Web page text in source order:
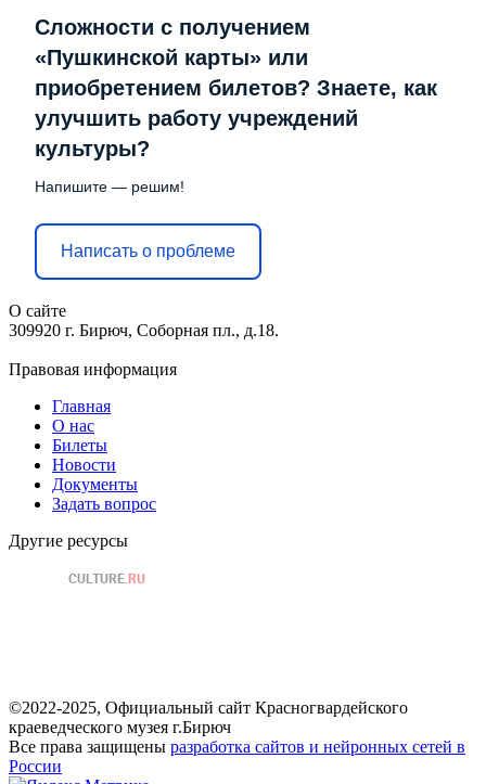
Сложности с получением
«Пушкинской карты» или
приобретением билетов? Знаете, как
улучшить работу учреждений
культуры?
Напишите — решим!
Написать о проблеме
О сайте
309920 г. Бирюч, Соборная пл., д.18.
Правовая информация
Главная
О нас
Билеты
Новости
Документы
Задать вопрос
Другие ресурсы
©2022-2025, Официальный сайт Красногвардейского
краеведческого музея г.Бирюч
Все права защищены разработка сайтов и нейронных сетей в
России